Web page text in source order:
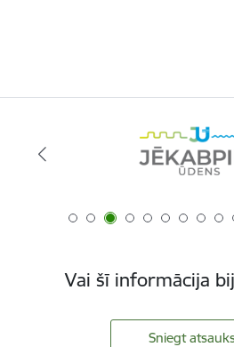
Vai šī informācija
Sniegt